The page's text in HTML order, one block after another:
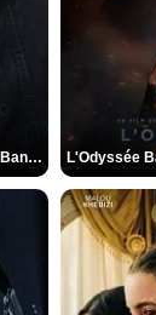
Spider-Man: Brand New Day Bande-annonce VO STFR